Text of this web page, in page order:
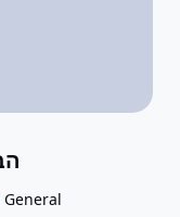
General